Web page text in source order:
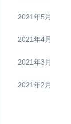
2021年5月
2021年4月
2021年3月
2021年2月